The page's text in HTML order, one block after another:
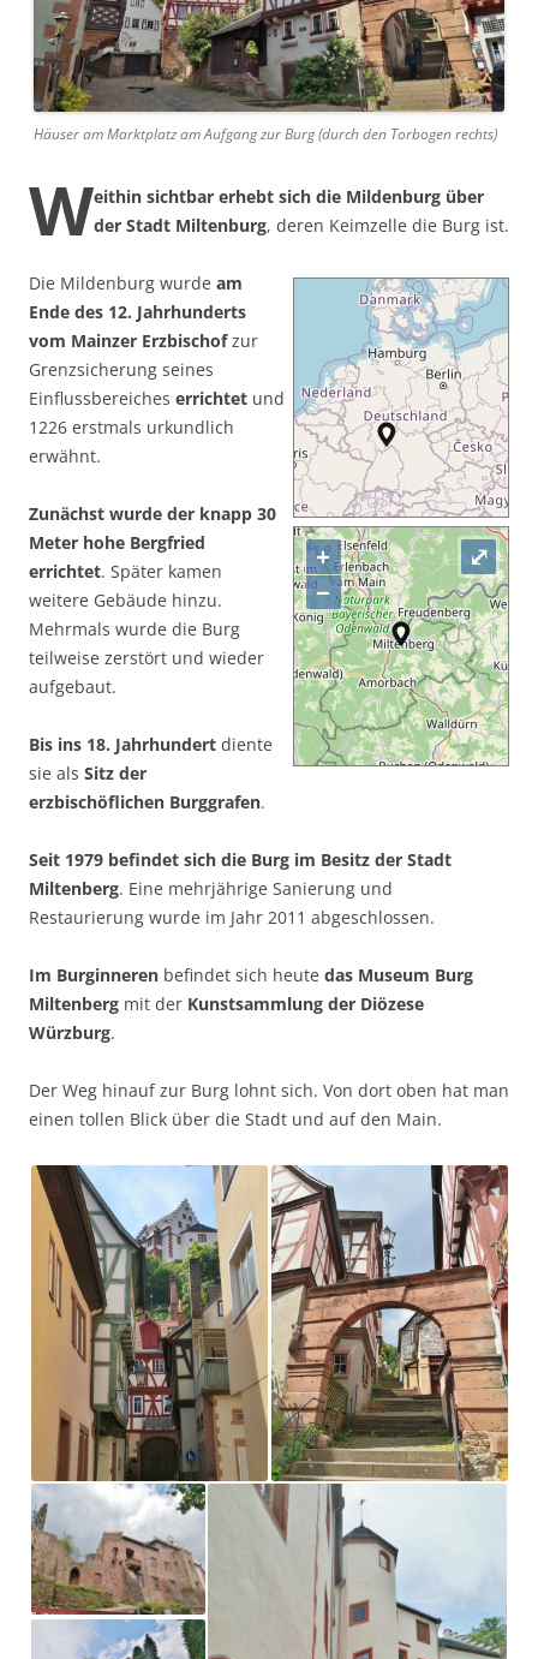
Häuser am Marktplatz am Aufgang zur Burg (durch den Torbogen rechts)
Weithin sichtbar erhebt sich die Mildenburg über
der Stadt Miltenburg, deren Keimzelle die Burg ist.
+
−
⤢
Die Mildenburg wurde am
Ende des 12. Jahrhunderts
vom Mainzer Erzbischofzur
Grenzsicherung seines
Einflussbereiches errichtet und
1226 erstmals urkundlich
erwähnt.
Zunächst wurde der knapp 30
Meter hohe Bergfried
errichtet. Später kamen
weitere Gebäude hinzu.
Mehrmals wurde die Burg
teilweise zerstört und wieder
aufgebaut.
Bis ins 18. Jahrhundert diente
sie als Sitz der
erzbischöflichen Burggrafen.
Seit 1979 befindet sich die Burg im Besitz der Stadt
Miltenberg. Eine mehrjährige Sanierung und
Restaurierung wurde im Jahr 2011 abgeschlossen.
Im Burginneren befindet sich heute das Museum Burg
Miltenberg mit der Kunstsammlung der Diözese
Würzburg.
Der Weg hinauf zur Burg lohnt sich. Von dort oben hat man
einen tollen Blick über die Stadt und auf den Main.